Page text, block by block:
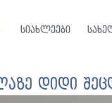
სიახლეები
დიდი